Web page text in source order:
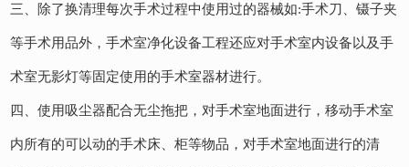
三、除了换清理每次手术过程中使用过的器械如:手术刀、镊子夹
等手术用品外，手术室净化设备工程还应对手术室内设备以及手
术室无影灯等固定使用的手术室器材进行。
四、使用吸尘器配合无尘拖把，对手术室地面进行，移动手术室
内所有的可以动的手术床、柜等物品，对手术室地面进行的清